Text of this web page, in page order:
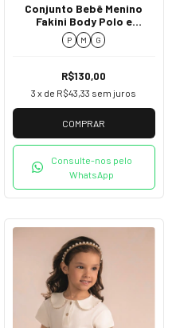
Conjunto Bebê Menino
Fakini Body Polo e
Jardineira Listrada 02064
P M G
R$130,00
3 x de R$43,33 sem juros
COMPRAR
Consulte-nos pelo
WhatsApp